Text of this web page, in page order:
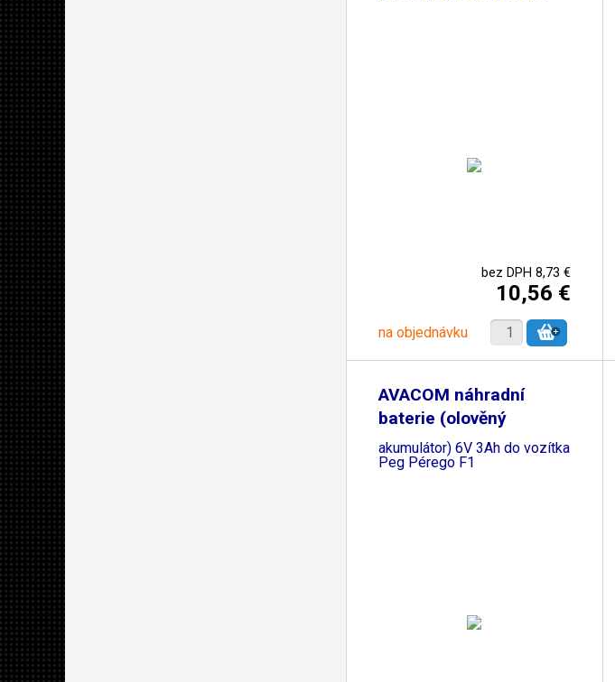
bez DPH 8,73 €
10,56 €
na objednávku
AVACOM náhradní
baterie (olověný
akumulátor) 6V 3Ah do vozítka
Peg Pérego F1